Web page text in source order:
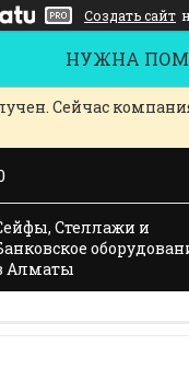
Создать сайт
НУЖНА
Сейчас
Стеллажи и
Алматы